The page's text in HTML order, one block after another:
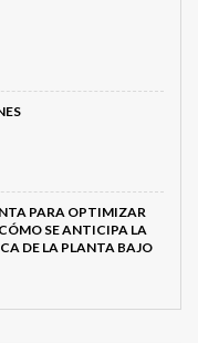
PARA OPTIMIZAR
SE ANTICIPA LA
DE LA PLANTA BAJO